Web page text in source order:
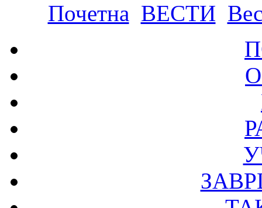
Почетна ВЕСТИ